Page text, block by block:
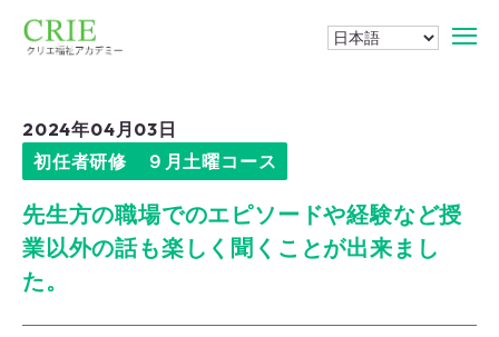
2024年04月03日
初任者研修 ９月土曜コース
先生方の職場でのエピソードや経験など授
業以外の話も楽しく聞くことが出来まし
た。